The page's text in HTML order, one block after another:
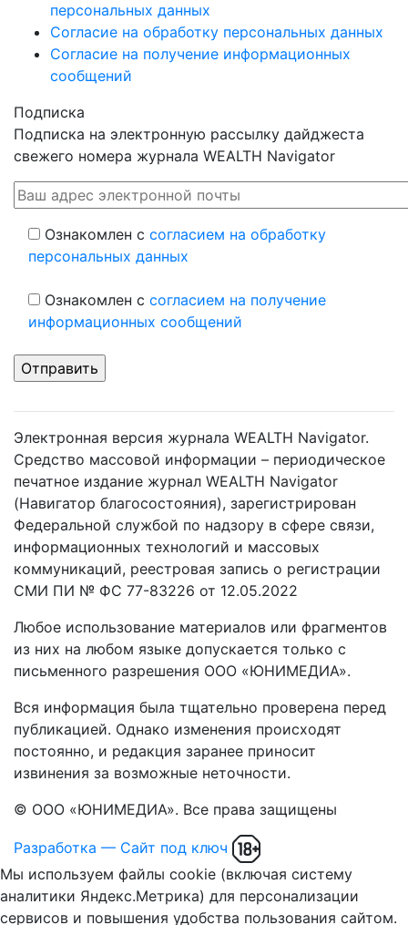
персональных данных
Согласие на обработку персональных данных
Согласие на получение информационных
сообщений
Подписка
Подписка на электронную рассылку дайджеста
свежего номера журнала WEALTH Navigator
Ознакомлен с согласием на обработку
персональных данных
Ознакомлен с согласием на получение
информационных сообщений
Электронная версия журнала WEALTH Navigator.
Средство массовой информации – периодическое
печатное издание журнал WEALTH Navigator
(Навигатор благосостояния), зарегистрирован
Федеральной службой по надзору в сфере связи,
информационных технологий и массовых
коммуникаций, реестровая запись о регистрации
СМИ ПИ № ФС 77-83226 от 12.05.2022
Любое использование материалов или фрагментов
из них на любом языке допускается только с
письменного разрешения ООО «ЮНИМЕДИА».
Вся информация была тщательно проверена перед
публикацией. Однако изменения происходят
постоянно, и редакция заранее приносит
извинения за возможные неточности.
© ООО «ЮНИМЕДИА». Все права защищены
Разработка — Сайт под ключ
Мы используем файлы cookie (включая систему
аналитики Яндекс.Метрика) для персонализации
сервисов и повышения удобства пользования сайтом.